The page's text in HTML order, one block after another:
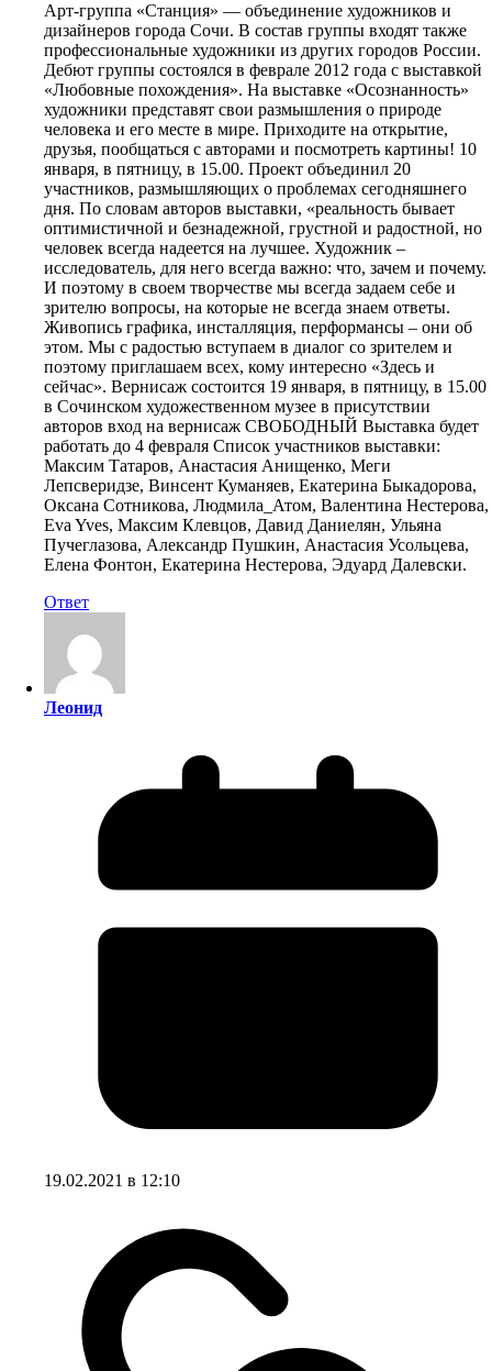
Арт-группа «Станция» — объединение художников и
дизайнеров города Сочи. В состав группы входят также
профессиональные художники из других городов России.
Дебют группы состоялся в феврале 2012 года с выставкой
«Любовные похождения». На выставке «Осознанность»
художники представят свои размышления о природе
человека и его месте в мире. Приходите на открытие,
друзья, пообщаться с авторами и посмотреть картины! 10
января, в пятницу, в 15.00. Проект объединил 20
участников, размышляющих о проблемах сегодняшнего
дня. По словам авторов выставки, «реальность бывает
оптимистичной и безнадежной, грустной и радостной, но
человек всегда надеется на лучшее. Художник –
исследователь, для него всегда важно: что, зачем и почему.
И поэтому в своем творчестве мы всегда задаем себе и
зрителю вопросы, на которые не всегда знаем ответы.
Живопись графика, инсталляция, перформансы – они об
этом. Мы с радостью вступаем в диалог со зрителем и
поэтому приглашаем всех, кому интересно «Здесь и
сейчас». Вернисаж состоится 19 января, в пятницу, в 15.00
в Сочинском художественном музее в присутствии
авторов вход на вернисаж СВОБОДНЫЙ Выставка будет
работать до 4 февраля Список участников выставки:
Максим Татаров, Анастасия Анищенко, Меги
Лепсверидзе, Винсент Куманяев, Екатерина Быкадорова,
Оксана Сотникова, Людмила_Атом, Валентина Нестерова,
Eva Yves, Максим Клевцов, Давид Даниелян, Ульяна
Пучеглазова, Александр Пушкин, Анастасия Усольцева,
Елена Фонтон, Екатерина Нестерова, Эдуард Далевски.
Ответ
Леонид
19.02.2021 в 12:10